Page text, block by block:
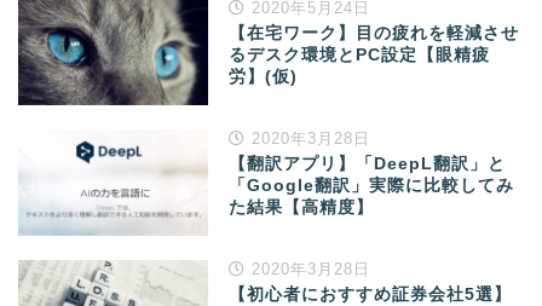
2020年5月24日
【在宅ワーク】目の疲れを軽減させ
るデスク環境とPC設定【眼精疲
労】(仮)
2020年3月28日
【翻訳アプリ】「DeepL翻訳」と
「Google翻訳」実際に比較してみ
た結果【高精度】
2020年3月28日
【初心者におすすめ証券会社5選】